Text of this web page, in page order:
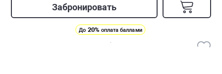
Забронировать
До 20% оплата баллами